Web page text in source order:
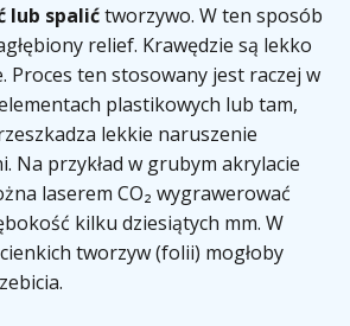
lub spalićtworzywo. W ten sposób
relief. Krawędzie są lekko
Proces ten stosowany jest raczej w
plastikowych lub tam,
lekkie naruszenie
Na przykład w grubym akrylacie
laserem CO₂ wygrawerować
kilku dziesiątych mm. W
tworzyw (folii) mogłoby